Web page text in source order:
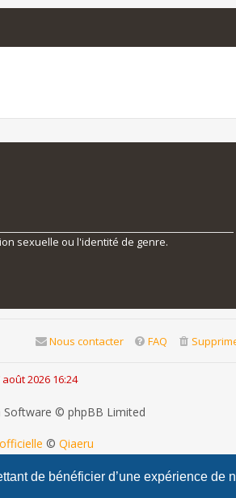
de bénéficier d’une expérience de
sexuelle ou l'identité de genre.
FAQ
Nous contacter
2026 16:24
© phpBB Limited
© Qiaeru
PixelGoose Studio